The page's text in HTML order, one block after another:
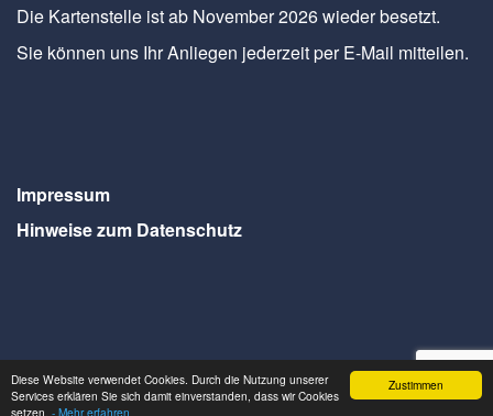
Zustimmen
Diese Website verwendet Cookies. Durch die Nutzung unserer
Services erklären Sie sich damit einverstanden, dass wir Cookies
setzen. - Mehr erfahren
Die Kartenstelle ist ab November 2026 wieder besetzt.
Sie können uns Ihr Anliegen jederzeit per E-Mail mitteilen.
Impressum
Hinweise zum Datenschutz
Webdesign Seventum